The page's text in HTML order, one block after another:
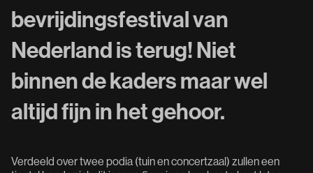
bevrijdingsfestival van
Nederland is terug! Niet
binnen de kaders maar wel
altijd fijn in het gehoor.
Verdeeld over twee podia (tuin en concertzaal) zullen een